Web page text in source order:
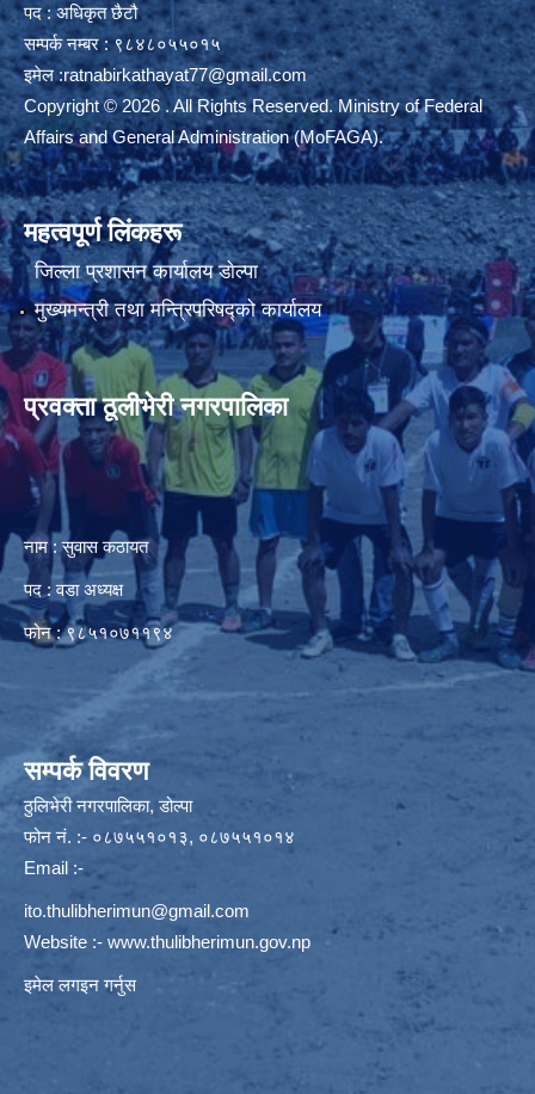
पद : अधिकृत छैटौ
सम्पर्क नम्बर : ९८४८०५५०१५
इमेल :ratnabirkathayat77@gmail.com
Copyright © 2026 . All Rights Reserved. Ministry of Federal
Affairs and General Administration (MoFAGA).
महत्वपूर्ण लिंकहरू
जिल्ला प्रशासन कार्यालय डाेल्पा
मुख्यमन्त्री तथा मन्त्रिपरिषद्को कार्यालय
प्रवक्ता ठूलीभेरी नगरपालिका
नाम : सुवास कठायत
पद : वडा अध्यक्ष
फोन : ९८५१०७११९४
सम्पर्क विवरण
ठुलिभेरी नगरपालिका, डोल्पा
फोन नं. :- ०८७५५१०१३, ०८७५५१०१४
Email :-
ito.thulibherimun@gmail.com
Website :- www.thulibherimun.gov.np
इमेल लगइन गर्नुस